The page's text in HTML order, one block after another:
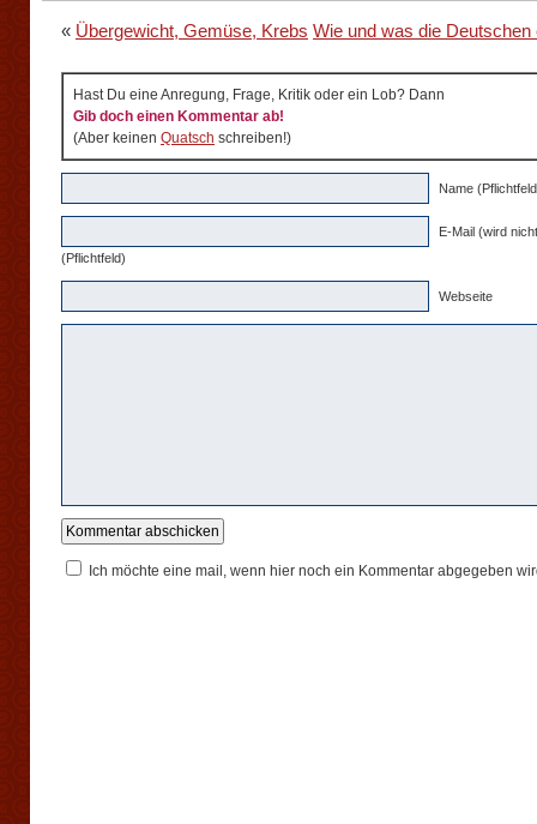
« Übergewicht, Gemüse, Krebs Wie und was die Deutschen
Hast Du eine Anregung, Frage, Kritik oder ein Lob? Dann
Gib doch einen Kommentar ab!
(Aber keinen Quatsch schreiben!)
Name
E-Mail (wird
(Pflichtfeld)
Webseite
Ich möchte eine mail, wenn hier noch ein Kommentar abgegeben